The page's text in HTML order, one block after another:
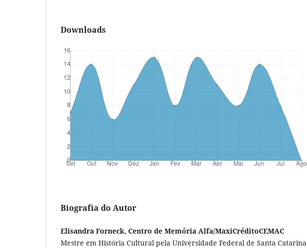
Downloads
Biografia do Autor
Elisandra Forneck, Centro de Memória Alfa/MaxiCréditoCEMAC
Mestre em História Cultural pela Universidade Federal de Santa Catarina